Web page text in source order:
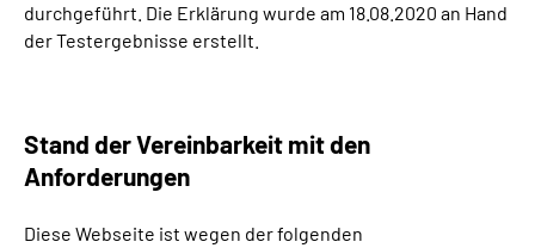
durchgeführt. Die Erklärung wurde am 18.08.2020 an Hand
der Testergebnisse erstellt.
Stand der Vereinbarkeit mit den
Anforderungen
Diese Webseite ist wegen der folgenden